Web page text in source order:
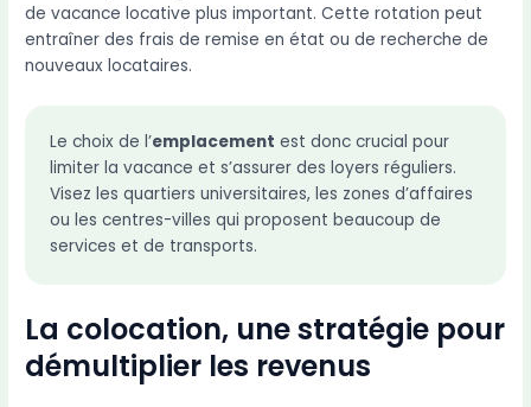
de vacance locative plus important. Cette rotation peut
entraîner des frais de remise en état ou de recherche de
nouveaux locataires.
Le choix de l’emplacement est donc crucial pour
limiter la vacance et s’assurer des loyers réguliers.
Visez les quartiers universitaires, les zones d’affaires
ou les centres-villes qui proposent beaucoup de
services et de transports.
La colocation, une stratégie pour
démultiplier les revenus